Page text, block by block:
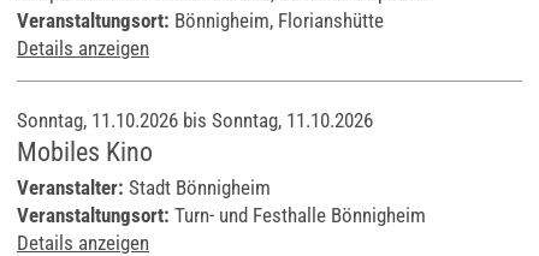
Veranstaltungsort: Bönnigheim, Florianshütte
Details anzeigen
Sonntag, 11.10.2026 bis Sonntag, 11.10.2026
Mobiles Kino
Veranstalter: Stadt Bönnigheim
Veranstaltungsort: Turn- und Festhalle Bönnigheim
Details anzeigen